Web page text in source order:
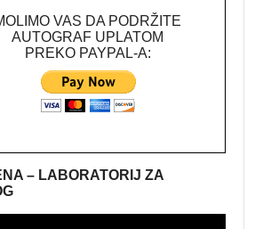
VAS DA PODRŽITE
AUTOGRAF UPLATOM
PREKO PAYPAL-A:
– LABORATORIJ ZA